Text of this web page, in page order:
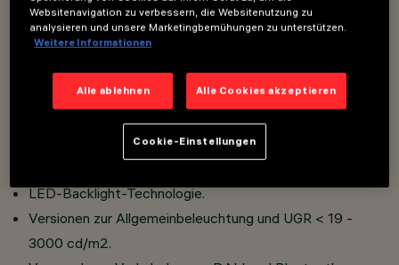
Anpassbar in der Version als Deckenleuchte und
Einbauleuchte mit entsprechenden Zubehörteilen mit
getrennter Codierung.
Lichtemission Down.
Up/Down-Versionen mit indirektem Lichtstrom vom Typ
Dekorleuchte (Aura), auch verwendbar in den Versionen
LED-Backlight-Technologie.
Versionen zur Allgemeinbeleuchtung und UGR < 19 -
3000 cd/m2.
Websitenavigation zu verbessern, die Websitenutzung zu
analysieren und unsere Marketingbemühungen zu unterstützen.
Weitere Informationen
Alle ablehnen Alle Cookies akzeptieren
Cookie-Einstellungen